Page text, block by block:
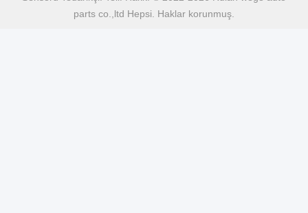
parts co.,ltd Hepsi. Haklar korunmuş.